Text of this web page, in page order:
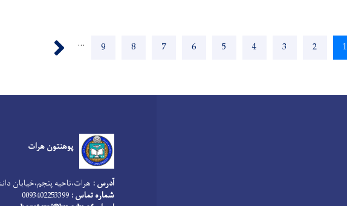
Current
1
Page
2
Page
3
Page
4
Page
5
Page
6
Page
7
Page
8
Page
9
…
پوهنتون هرات
آدرس : هرات،‌ناحیه پنجم،‌خیابان
شماره تماس :